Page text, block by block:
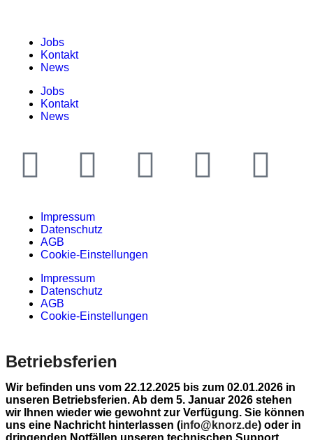
Jobs
Kontakt
News
Jobs
Kontakt
News
Impressum
Datenschutz
AGB
Cookie-Einstellungen
Impressum
Datenschutz
AGB
Cookie-Einstellungen
Betriebsferien
Wir befinden uns vom 22.12.2025 bis zum 02.01.2026 in
unseren Betriebsferien. Ab dem 5. Januar 2026 stehen
wir Ihnen wieder wie gewohnt zur Verfügung. Sie können
uns eine Nachricht hinterlassen (info@knorz.de) oder in
dringenden Notfällen unseren technischen Support